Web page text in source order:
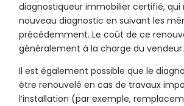
diagnostiqueur immobilier certifié, qui
nouveau diagnostic en suivant les
précédemment. Le coût de ce
généralement à la charge du vendeur.
Il est également possible que le
être renouvelé en cas de travaux
l’installation (par exemple,